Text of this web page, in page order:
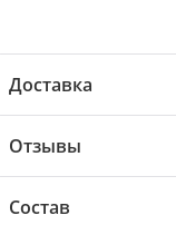
Доставка
Отзывы
Состав